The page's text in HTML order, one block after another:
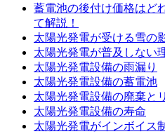
蓄電池の後付け価格はど
て解説！
太陽光発電が受ける雪の
太陽光発電が普及しない
太陽光発電設備の雨漏り
太陽光発電設備の蓄電池
太陽光発電設備の廃棄と
太陽光発電設備の寿命
太陽光発電がインボイス